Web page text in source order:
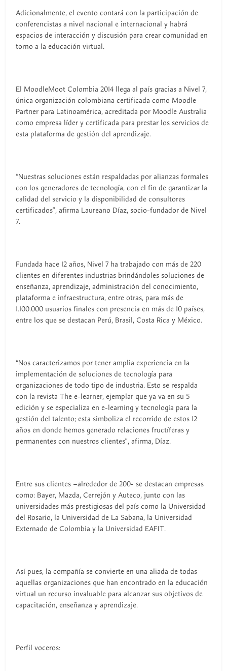
Adicionalmente, el evento contará con la participación de
conferencistas a nivel nacional e internacional y habrá
espacios de interacción y discusión para crear comunidad en
torno a la educación virtual.
El MoodleMoot Colombia 2014 llega al país gracias a Nivel 7,
única organización colombiana certificada como Moodle
Partner para Latinoamérica, acreditada por Moodle Australia
como empresa líder y certificada para prestar los servicios de
esta plataforma de gestión del aprendizaje.
“Nuestras soluciones están respaldadas por alianzas formales
con los generadores de tecnología, con el fin de garantizar la
calidad del servicio y la disponibilidad de consultores
certificados”, afirma Laureano Díaz, socio-fundador de Nivel
7.
Fundada hace 12 años, Nivel 7 ha trabajado con más de 220
clientes en diferentes industrias brindándoles soluciones de
enseñanza, aprendizaje, administración del conocimiento,
plataforma e infraestructura, entre otras, para más de
1.100.000 usuarios finales con presencia en más de 10 países,
entre los que se destacan Perú, Brasil, Costa Rica y México.
“Nos caracterizamos por tener amplia experiencia en la
implementación de soluciones de tecnología para
organizaciones de todo tipo de industria. Esto se respalda
con la revista The e-learner, ejemplar que ya va en su 5
edición y se especializa en e-learning y tecnología para la
gestión del talento; esta simboliza el recorrido de estos 12
años en donde hemos generado relaciones fructíferas y
permanentes con nuestros clientes”, afirma, Díaz.
Entre sus clientes –alrededor de 200- se destacan empresas
como: Bayer, Mazda, Cerrejón y Auteco, junto con las
universidades más prestigiosas del país como la Universidad
del Rosario, la Universidad de La Sabana, la Universidad
Externado de Colombia y la Universidad EAFIT.
Así pues, la compañía se convierte en una aliada de todas
aquellas organizaciones que han encontrado en la educación
virtual un recurso invaluable para alcanzar sus objetivos de
capacitación, enseñanza y aprendizaje.
Perfil voceros: